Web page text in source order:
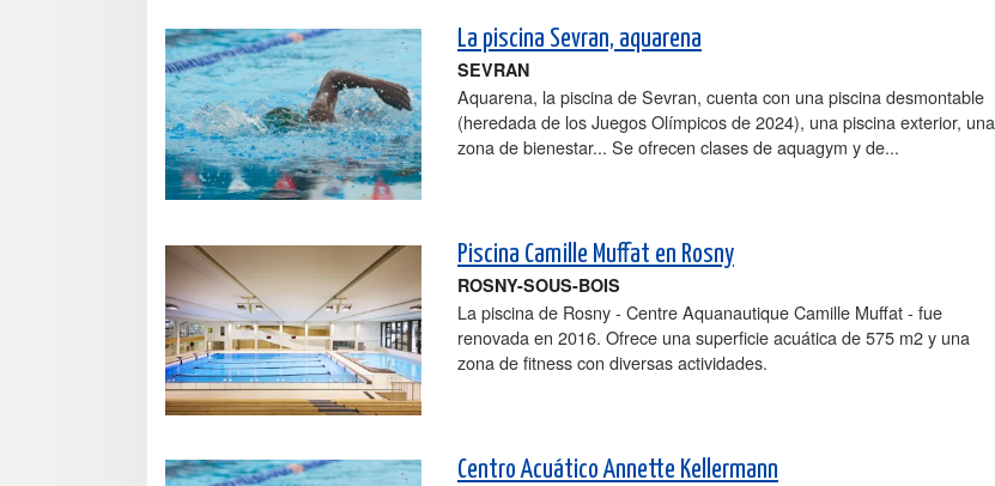
La piscina Sevran, aquarena
SEVRAN
Aquarena, la piscina de Sevran, cuenta con una piscina desmontable
(heredada de los Juegos Olímpicos de 2024), una piscina exterior, una
zona de bienestar... Se ofrecen clases de aquagym y de...
Piscina Camille Muffat en Rosny
ROSNY-SOUS-BOIS
La piscina de Rosny - Centre Aquanautique Camille Muffat - fue
renovada en 2016. Ofrece una superficie acuática de 575 m2 y una
zona de fitness con diversas actividades.
Centro Acuático Annette Kellermann